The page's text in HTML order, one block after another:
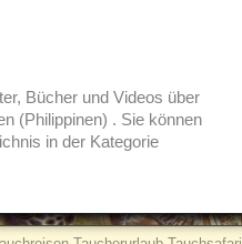
Bücher und Videos über
(Philippinen) . Sie können
in der Kategorie